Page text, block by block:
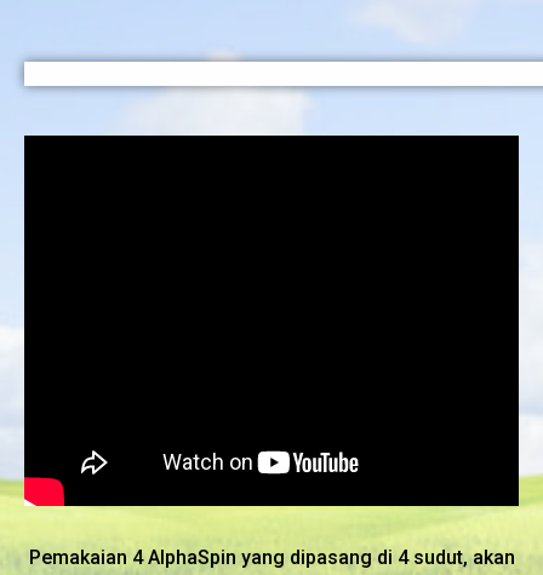
Pemakaian 4 AlphaSpin yang dipasang di 4 sudut, akan